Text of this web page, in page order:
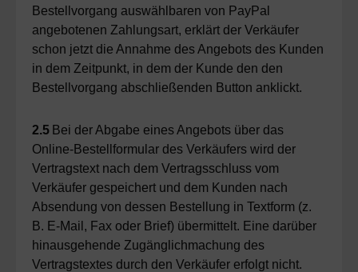
Bestellvorgang auswählbaren von PayPal
angebotenen Zahlungsart, erklärt der Verkäufer
schon jetzt die Annahme des Angebots des Kunden
in dem Zeitpunkt, in dem der Kunde den den
Bestellvorgang abschließenden Button anklickt.
2.5 Bei der Abgabe eines Angebots über das
Online-Bestellformular des Verkäufers wird der
Vertragstext nach dem Vertragsschluss vom
Verkäufer gespeichert und dem Kunden nach
Absendung von dessen Bestellung in Textform (z.
B. E-Mail, Fax oder Brief) übermittelt. Eine darüber
hinausgehende Zugänglichmachung des
Vertragstextes durch den Verkäufer erfolgt nicht.